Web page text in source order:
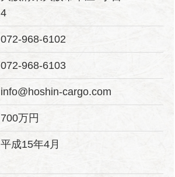
4
072-968-6102
072-968-6103
info@hoshin-cargo.com
700万円
平成15年4月